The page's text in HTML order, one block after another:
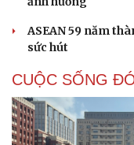
ASEAN 59 năm
sức hút
CUỘC SỐNG